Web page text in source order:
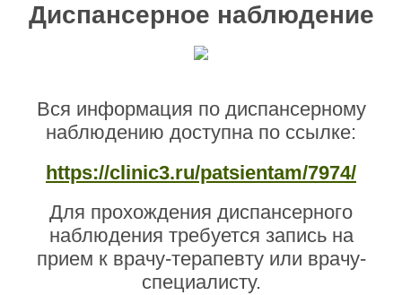
Диспансерное наблюдение
Вся информация по диспансерному
наблюдению доступна по ссылке:
https://clinic3.ru/patsientam/7974/
Для прохождения диспансерного
наблюдения требуется запись на
прием к врачу-терапевту или врачу-
специалисту.